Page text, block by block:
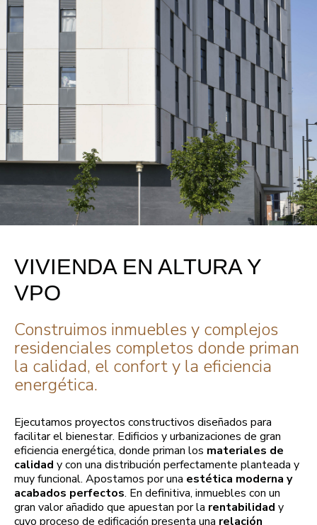
VIVIENDA EN ALTURA Y
VPO
Construimos inmuebles y complejos
residenciales completos donde priman
la calidad, el confort y la eficiencia
energética.
Ejecutamos proyectos constructivos diseñados para
facilitar el bienestar. Edificios y urbanizaciones de gran
eficiencia energética, donde priman los materiales de
calidad y con una distribución perfectamente planteada y
muy funcional. Apostamos por una estética moderna y
acabados perfectos. En definitiva, inmuebles con un
gran valor añadido que apuestan por la rentabilidad y
cuyo proceso de edificación presenta una relación